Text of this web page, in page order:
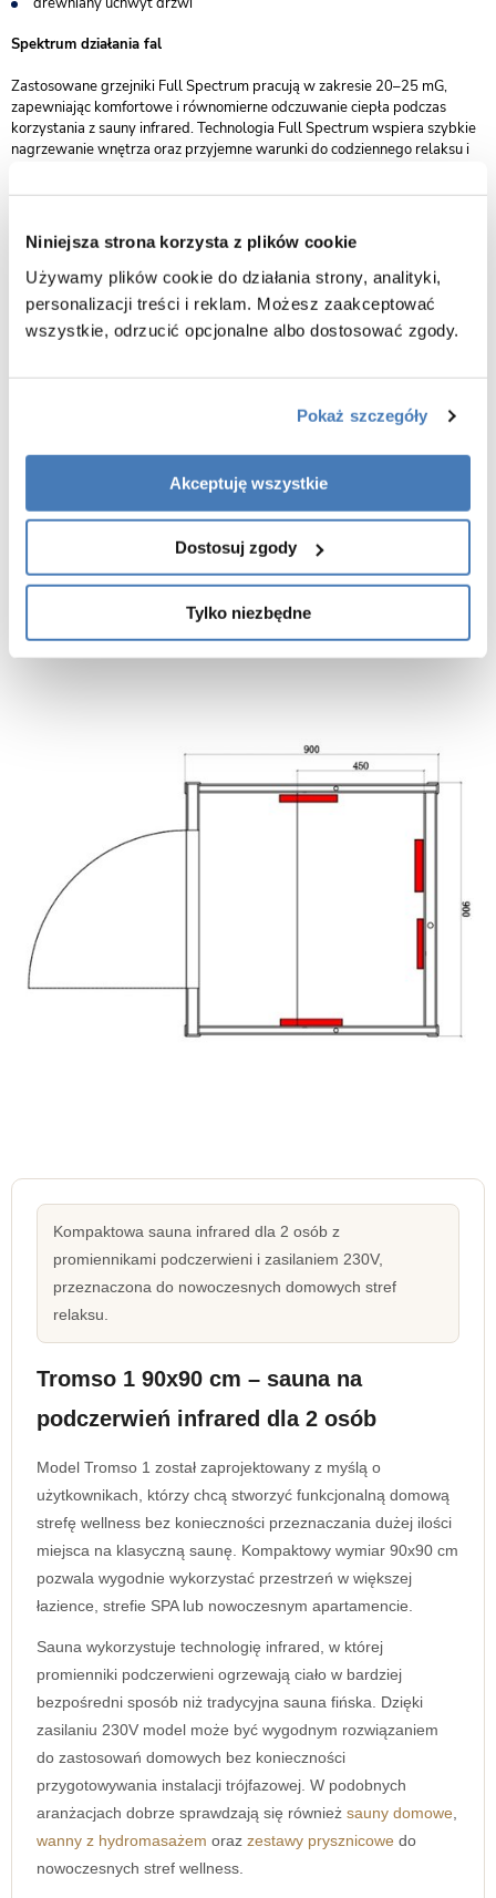
Niniejsza strona korzysta z plików cookie
Używamy plików cookie do działania strony, analityki,
personalizacji treści i reklam. Możesz zaakceptować
wszystkie, odrzucić opcjonalne albo dostosować zgody.
Pokaż szczegóły
Akceptuję wszystkie
Dostosuj zgody
Tylko niezbędne
Spektrum działania fal
Zastosowane grzejniki Full Spectrum pracują w zakresie 20–25 mG,
zapewniając komfortowe i równomierne odczuwanie ciepła podczas
korzystania z sauny infrared. Technologia Full Spectrum wspiera szybkie
nagrzewanie wnętrza oraz przyjemne warunki do codziennego relaksu i
wsparcie relaksu mięśni po codziennym wysiłku
pomoc w odprężeniu organizmu i redukcji napięcia
stworzenie komfortowych warunków do regeneracji i odpoczynku
poprawa komfortu cieplnego oraz relaksu po aktywnym dniu
możliwość stworzenia prywatnej strefy wellness w domu
pomaga rozgrzać ciało i odprężyć mięśnie
wspiera relaks oraz redukcję codziennego stresu
sprzyja komfortowi i regeneracji po wysiłku fizycznym
umiarkowanej temperaturze
Kompaktowa sauna infrared dla 2 osób z
promiennikami podczerwieni i zasilaniem 230V,
przeznaczona do nowoczesnych domowych stref
relaksu.
Tromso 1 90x90 cm – sauna na
podczerwień infrared dla 2 osób
Model Tromso 1 został zaprojektowany z myślą o
użytkownikach, którzy chcą stworzyć funkcjonalną domową
strefę wellness bez konieczności przeznaczania dużej ilości
miejsca na klasyczną saunę. Kompaktowy wymiar 90x90 cm
pozwala wygodnie wykorzystać przestrzeń w większej
łazience, strefie SPA lub nowoczesnym apartamencie.
Sauna wykorzystuje technologię infrared, w której
promienniki podczerwieni ogrzewają ciało w bardziej
bezpośredni sposób niż tradycyjna sauna fińska. Dzięki
zasilaniu 230V model może być wygodnym rozwiązaniem
do zastosowań domowych bez konieczności
przygotowywania instalacji trójfazowej. W podobnych
aranżacjach dobrze sprawdzają się również sauny domowe
wanny z hydromasażem oraz zestawy prysznicowe do
nowoczesnych stref wellness.